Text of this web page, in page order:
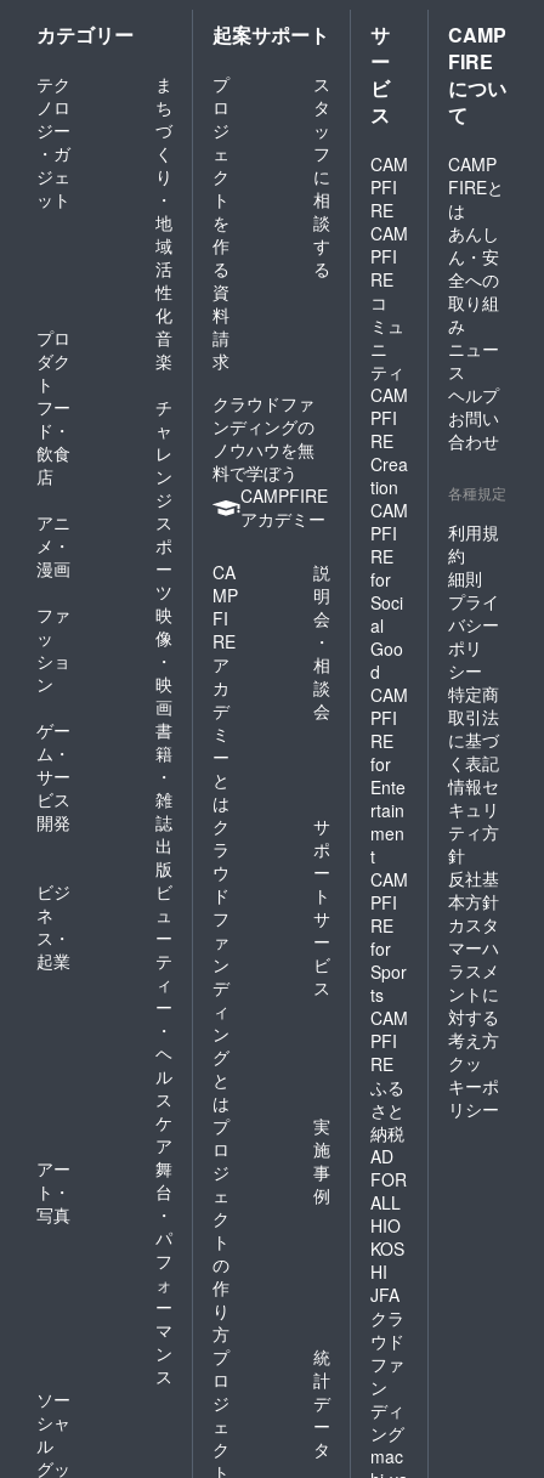
カテゴリー
テク
ノロ
ジー
・ガ
ジェ
ット
ま
ち
づ
く
り
・
地
域
活
性
化
プロ
ダク
ト
音
楽
フー
ド・
飲食
店
チ
ャ
レ
ン
ジ
アニ
メ・
漫画
ス
ポ
ー
ツ
ファ
ッ
ショ
ン
映
像
・
映
画
ゲー
ム・
サー
ビス
開発
書
籍
・
雑
誌
出
版
ビジ
ネ
ス・
起業
ビ
ュ
ー
テ
ィ
ー
・
ヘ
ル
ス
ケ
ア
アー
ト・
写真
舞
台
・
パ
フ
ォ
ー
マ
ン
ス
ソー
シャ
ル
グッ
起案サポート
プ
ロ
ジ
ェ
ク
ト
を
作
る
ス
タ
ッ
フ
に
相
談
す
る
資
料
請
求
クラウドファ
ンディングの
ノウハウを無
料で学ぼう
CAMPFIRE
アカデミー
CA
MP
FI
RE
ア
カ
デ
ミ
ー
と
は
説
明
会
・
相
談
会
ク
ラ
ウ
ド
フ
ァ
ン
デ
ィ
ン
グ
と
は
サ
ポ
ー
ト
サ
ー
ビ
ス
プ
ロ
ジ
ェ
ク
ト
の
作
り
方
実
施
事
例
プ
ロ
ジ
ェ
ク
ト
統
計
デ
ー
タ
サ
ー
ビ
ス
CAM
PFI
RE
CAM
PFI
RE
コ
ミュ
ニ
ティ
CAM
PFI
RE
Crea
tion
CAM
PFI
RE
for
Soci
al
Goo
d
CAM
PFI
RE
for
Ente
rtain
men
t
CAM
PFI
RE
for
Spor
ts
CAM
PFI
RE
ふる
さと
納税
AD
FOR
ALL
HIO
KOS
HI
JFA
クラ
ウド
ファ
ン
ディ
ング
mac
CAMP
FIRE
につい
て
CAMP
FIREと
は
あんし
ん・安
全への
取り組
み
ニュー
ス
ヘルプ
お問い
合わせ
各種規定
利用規
約
細則
プライ
バシー
ポリ
シー
特定商
取引法
に基づ
く表記
情報セ
キュリ
ティ方
針
反社基
本方針
カスタ
マーハ
ラスメ
ントに
対する
考え方
クッ
キーポ
リシー